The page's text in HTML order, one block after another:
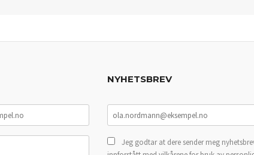
NYHETSBREV
Jeg godtar at dere sender meg